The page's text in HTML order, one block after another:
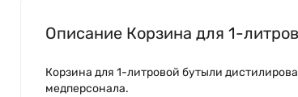
Описание Корзина для 1-
Корзина для 1-литровой бутыли
медперсонала.